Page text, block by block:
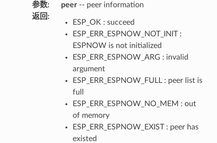
参数: peer-- peer information
返回 :
ESP_OK : succeed
ESP_ERR_ESPNOW_NOT_INIT :
ESPNOW is not initialized
ESP_ERR_ESPNOW_ARG : invalid
argument
ESP_ERR_ESPNOW_FULL : peer list is
full
ESP_ERR_ESPNOW_NO_MEM : out
of memory
ESP_ERR_ESPNOW_EXIST : peer has
existed